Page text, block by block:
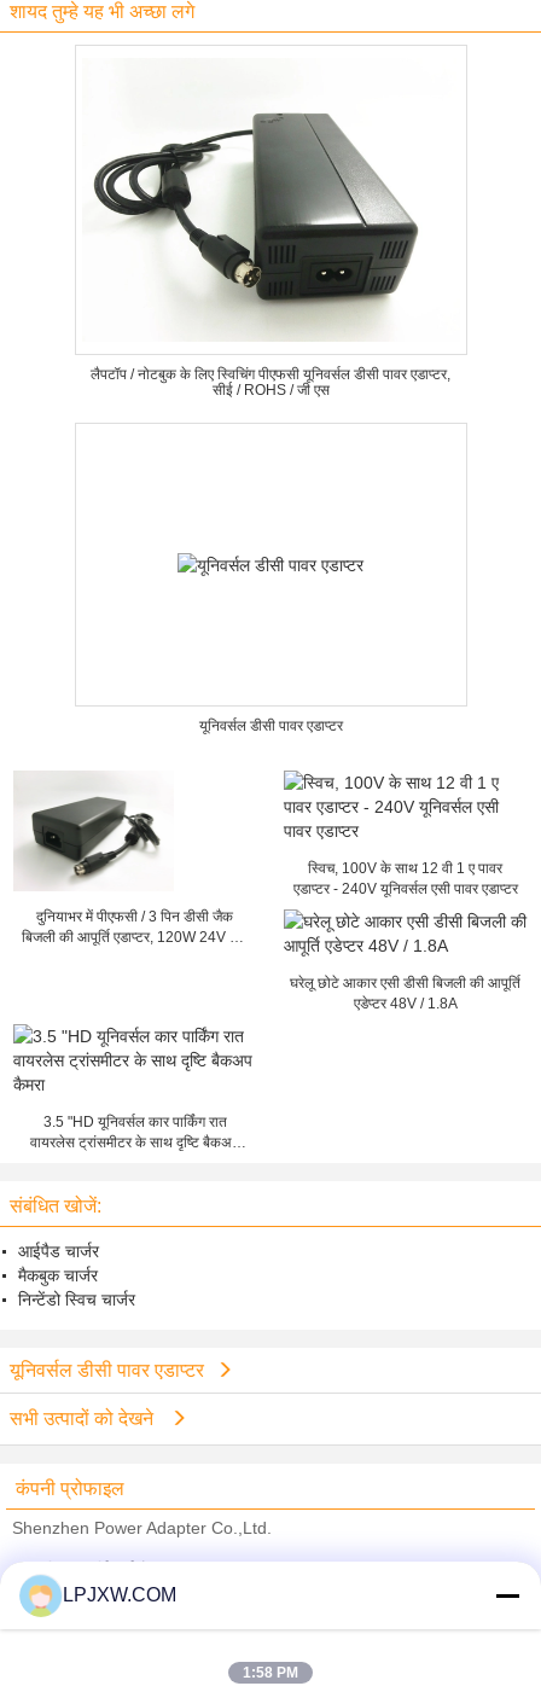
शायद तुम्हे यह भी अच्छा लगे
लैपटॉप / नोटबुक के लिए स्विचिंग पीएफसी यूनिवर्सल डीसी पावर एडाप्टर,
सीई / ROHS / जी एस
यूनिवर्सल डीसी पावर एडाप्टर
दुनियाभर में पीएफसी / 3 पिन डीसी जैक
बिजली की आपूर्ति एडाप्टर, 120W 24V 5A
स्विच, 100V के साथ 12 वी 1 ए पावर
एडाप्टर - 240V यूनिवर्सल एसी पावर एडाप्टर
घरेलू छोटे आकार एसी डीसी बिजली की आपूर्ति
एडेप्टर 48V / 1.8A
3.5 "HD यूनिवर्सल कार पार्किंग रात
वायरलेस ट्रांसमीटर के साथ दृष्टि बैकअप
संबंधित खोजें:
आईपैड चार्जर
मैकबुक चार्जर
निन्टेंडो स्विच चार्जर
यूनिवर्सल डीसी पावर एडाप्टर
सभी उत्पादों को देखने
कंपनी प्रोफाइल
Shenzhen Power Adapter Co.,Ltd.
Trust Seal
Verified Suplier
LPJXW.COM
1:58 PM